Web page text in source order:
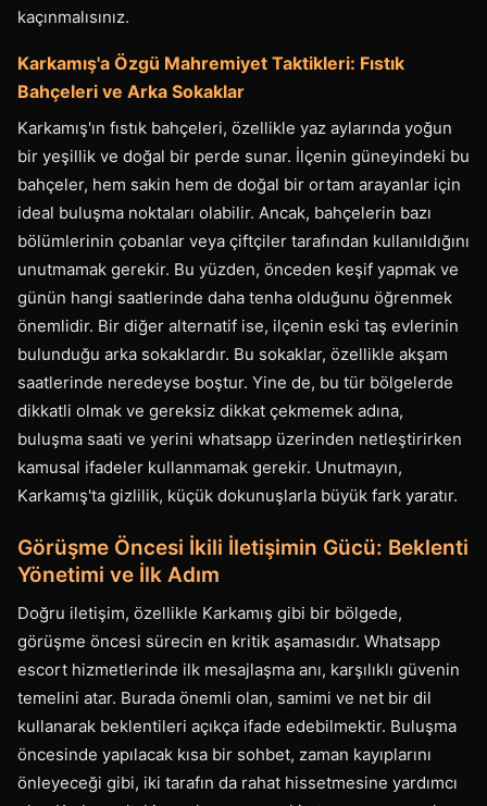
kaçınmalısınız.
Karkamış'a Özgü Mahremiyet Taktikleri: Fıstık
Bahçeleri ve Arka Sokaklar
Karkamış'ın fıstık bahçeleri, özellikle yaz aylarında yoğun
bir yeşillik ve doğal bir perde sunar. İlçenin güneyindeki bu
bahçeler, hem sakin hem de doğal bir ortam arayanlar için
ideal buluşma noktaları olabilir. Ancak, bahçelerin bazı
bölümlerinin çobanlar veya çiftçiler tarafından kullanıldığını
unutmamak gerekir. Bu yüzden, önceden keşif yapmak ve
günün hangi saatlerinde daha tenha olduğunu öğrenmek
önemlidir. Bir diğer alternatif ise, ilçenin eski taş evlerinin
bulunduğu arka sokaklardır. Bu sokaklar, özellikle akşam
saatlerinde neredeyse boştur. Yine de, bu tür bölgelerde
dikkatli olmak ve gereksiz dikkat çekmemek adına,
buluşma saati ve yerini whatsapp üzerinden netleştirirken
kamusal ifadeler kullanmamak gerekir. Unutmayın,
Karkamış'ta gizlilik, küçük dokunuşlarla büyük fark yaratır.
Görüşme Öncesi İkili İletişimin Gücü: Beklenti
Yönetimi ve İlk Adım
Doğru iletişim, özellikle Karkamış gibi bir bölgede,
görüşme öncesi sürecin en kritik aşamasıdır. Whatsapp
escort hizmetlerinde ilk mesajlaşma anı, karşılıklı güvenin
temelini atar. Burada önemli olan, samimi ve net bir dil
kullanarak beklentileri açıkça ifade edebilmektir. Buluşma
öncesinde yapılacak kısa bir sohbet, zaman kayıplarını
önleyeceği gibi, iki tarafın da rahat hissetmesine yardımcı